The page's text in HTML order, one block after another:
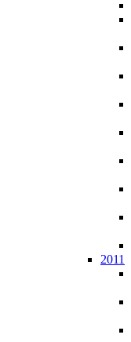
2011